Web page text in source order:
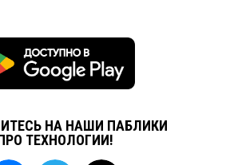
НА НАШИ ПАБЛИКИ
ТЕХНОЛОГИИ!